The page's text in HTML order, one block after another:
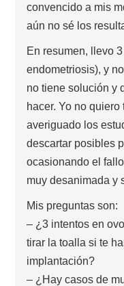
convencido a mis
aún no sé los
En resumen, llevo
endometriosis), y
no tiene solución y
hacer. Yo no
averiguado los
descartar posibles
ocasionando el
muy desanimada y
Mis preguntas son:
– ¿3 intentos en
tirar la toalla si te
implantación?
– ¿Hay casos de